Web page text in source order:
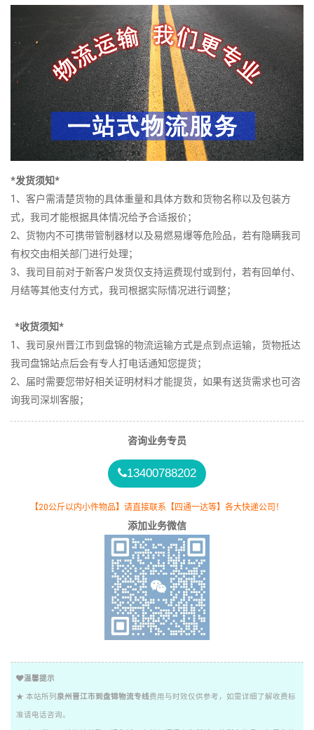
*发货须知*
1、客户需清楚货物的具体重量和具体方数和货物名称以及包装方
式，我司才能根据具体情况给予合适报价；
2、货物内不可携带管制器材以及易燃易爆等危险品，若有隐瞒我司
有权交由相关部门进行处理；
3、我司目前对于新客户发货仅支持运费现付或到付，若有回单付、
月结等其他支付方式，我司根据实际情况进行调整；
*收货须知*
1、我司泉州晋江市到盘锦的物流运输方式是点到点运输，货物抵达
我司盘锦站点后会有专人打电话通知您提货；
2、届时需要您带好相关证明材料才能提货，如果有送货需求也可咨
询我司深圳客服；
咨询业务专员
13400788202
【20公斤以内小件物品】请直接联系【四通一达等】各大快递公司！
添加业务微信
温馨提示
★ 本站所列 泉州晋江市到盘锦物流专线费用与时效仅供参考，如需详细了解收费标
准请电话咨询。